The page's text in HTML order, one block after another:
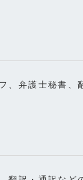
、弁護士秘書、